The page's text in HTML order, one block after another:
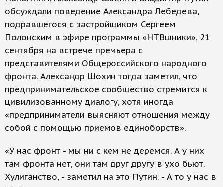
обсуждали поведение Александра Лебедева,
подравшегося с застройщиком Сергеем
Полонским в эфире программы «НТВшники», 21
сентября на встрече премьера с
представителями Общероссийского народного
фронта. Александр Шохин тогда заметил, что
предпринимательское сообщество стремится к
цивилизованному диалогу, хотя иногда
«предприниматели выясняют отношения между
собой с помощью приемов единоборств».
«У нас фронт - мы ни с кем не деремся. А у них
там фронта нет, они там друг другу в ухо бьют.
Хулиганство, - заметил на это Путин. - А то у нас в